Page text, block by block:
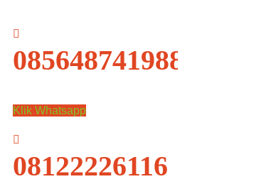
085648741988
Klik Whatsapp
08122226116